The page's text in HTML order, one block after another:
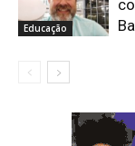
Educação